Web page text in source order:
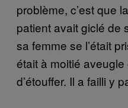
problème, c’est que
patient avait giclé de
sa femme se l’était
était à moitié
d’étouffer. Il a failli y